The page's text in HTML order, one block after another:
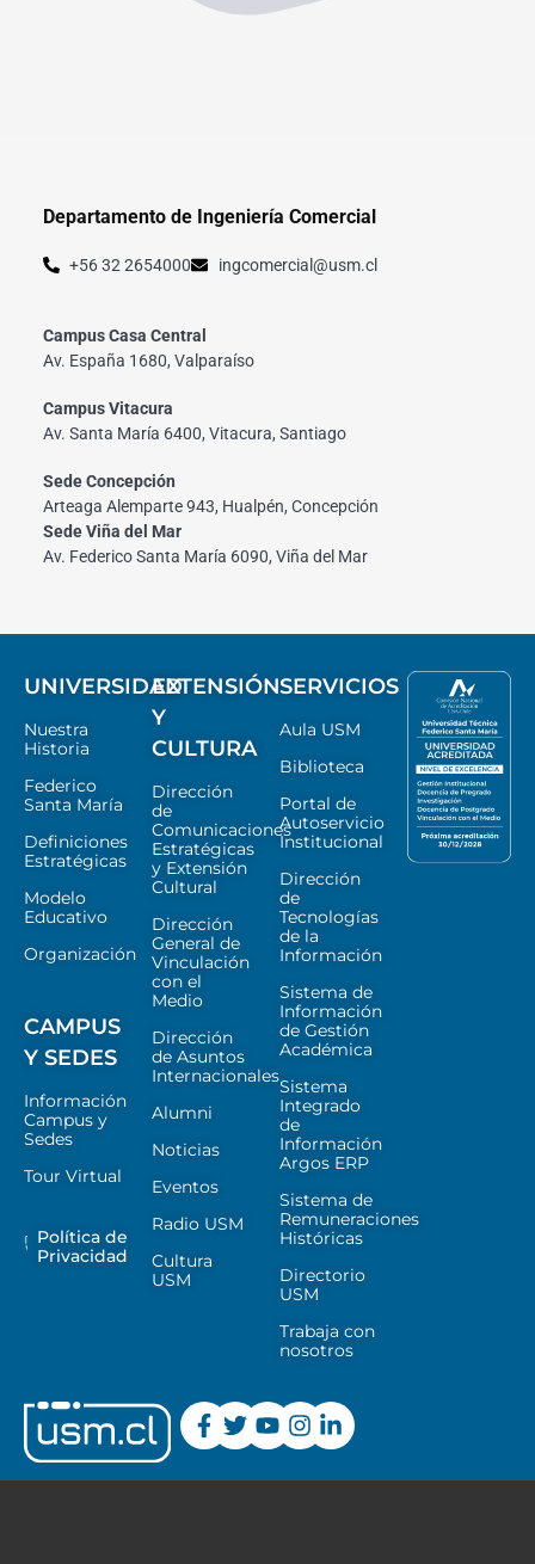
Departamento de Ingeniería Comercial
+56 32 2654000 ingcomercial@usm.cl
Campus Casa Central
Av. España 1680, Valparaíso
Campus Vitacura
Av. Santa María 6400, Vitacura, Santiago
Sede Concepción
Arteaga Alemparte 943, Hualpén, Concepción
Sede Viña del Mar
Av. Federico Santa María 6090, Viña del Mar
UNIVERSIDAD
Nuestra
Historia
Federico
Santa María
Definiciones
Estratégicas
Modelo
Educativo
Organización
CAMPUS
Y SEDES
Información
Campus y
Sedes
Tour Virtual
Política de
Privacidad
EXTENSIÓN
Y
CULTURA
Dirección
de
Comunicaciones
Estratégicas
y Extensión
Cultural
Dirección
General de
Vinculación
con el
Medio
Dirección
de Asuntos
Internacionales
Alumni
Noticias
Eventos
Radio USM
Cultura
USM
SERVICIOS
Aula USM
Biblioteca
Portal de
Autoservicio
Institucional
Dirección
de
Tecnologías
de la
Información
Sistema de
Información
de Gestión
Académica
Sistema
Integrado
de
Información
Argos ERP
Sistema de
Remuneraciones
Históricas
Directorio
USM
Trabaja con
nosotros